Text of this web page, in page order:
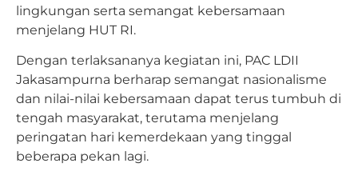
lingkungan serta semangat kebersamaan
menjelang HUT RI.
Dengan terlaksananya kegiatan ini, PAC LDII
Jakasampurna berharap semangat nasionalisme
dan nilai-nilai kebersamaan dapat terus tumbuh di
tengah masyarakat, terutama menjelang
peringatan hari kemerdekaan yang tinggal
beberapa pekan lagi.